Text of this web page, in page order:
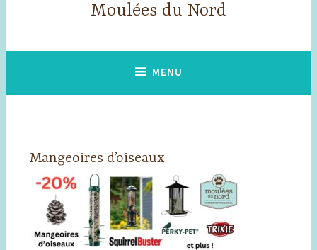
Moulées du Nord
MENU
Mangeoires d’oiseaux